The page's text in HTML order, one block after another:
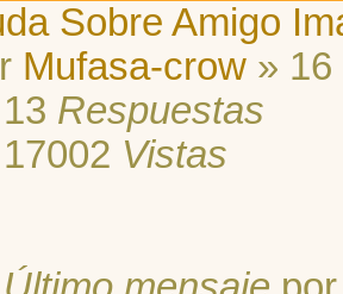
Sobre Amigo
Mufasa-crow » 16
13 Respuestas
17002 Vistas